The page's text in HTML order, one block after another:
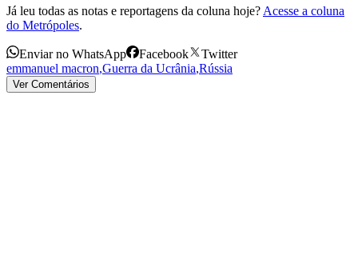
Já leu todas as notas e reportagens da coluna hoje? Acesse a coluna
do Metrópoles.
Enviar no WhatsApp Facebook
Twitter
emmanuel macron,Guerra da Ucrânia,Rússia
Ver Comentários